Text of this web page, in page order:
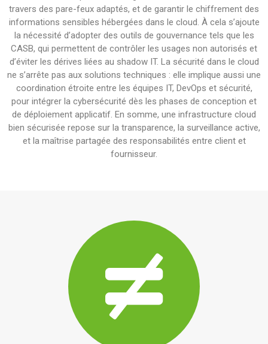
travers des pare-feux adaptés, et de garantir le chiffrement des
informations sensibles hébergées dans le cloud. À cela s’ajoute
la nécessité d’adopter des outils de gouvernance tels que les
CASB, qui permettent de contrôler les usages non autorisés et
d’éviter les dérives liées au shadow IT. La sécurité dans le cloud
ne s’arrête pas aux solutions techniques : elle implique aussi une
coordination étroite entre les équipes IT, DevOps et sécurité,
pour intégrer la cybersécurité dès les phases de conception et
de déploiement applicatif. En somme, une infrastructure cloud
bien sécurisée repose sur la transparence, la surveillance active,
et la maîtrise partagée des responsabilités entre client et
fournisseur.